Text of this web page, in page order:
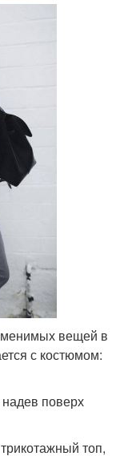
вещей в
с костюмом:
поверх
топ,